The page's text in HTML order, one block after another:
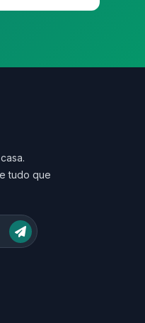
tudo que